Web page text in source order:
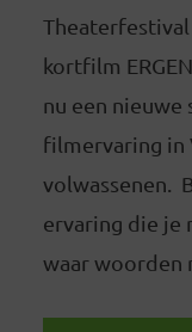
kortfilm
nu een nieuwe
filmervaring in
volwassenen.
ervaring die je
waar woorden